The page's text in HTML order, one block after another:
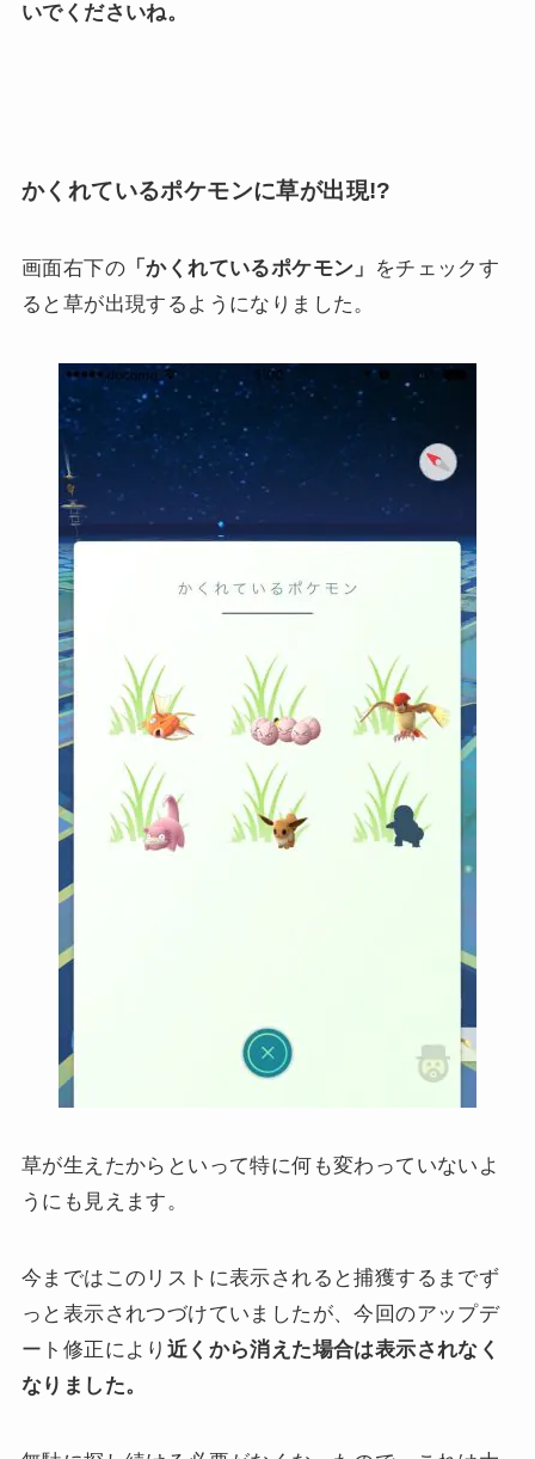
いでくださいね。
かくれているポケモンに草が出現!?
画面右下の「かくれているポケモン」
をチェックす
ると草が出現するようになりました。
草が生えたからといって特に何も変わっていないよ
うにも見えます。
今まではこのリストに表示されると捕獲するまでず
っと表示されつづけていましたが、今回のアップデ
ート修正により 近くから消えた場合は表示されなく
なりました。